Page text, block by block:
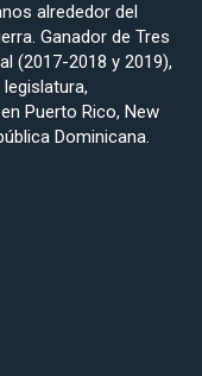
alrededor del
Ganador de Tres
(2017-2018 y 2019),
Puerto Rico, New
Dominicana.